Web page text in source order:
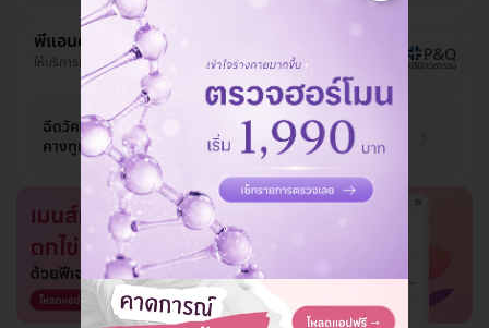
พีแอนด์คิว ไอเม็ด คลินิก
ให้บริการที่ ปทุมธานี
ฉีดวัคซีนป้องกันหัด หัดเยอรมัน
คางทูม MMR 1 เข็ม (1 ปีขึ้นไป)
693 บาท
800 บาท -13%